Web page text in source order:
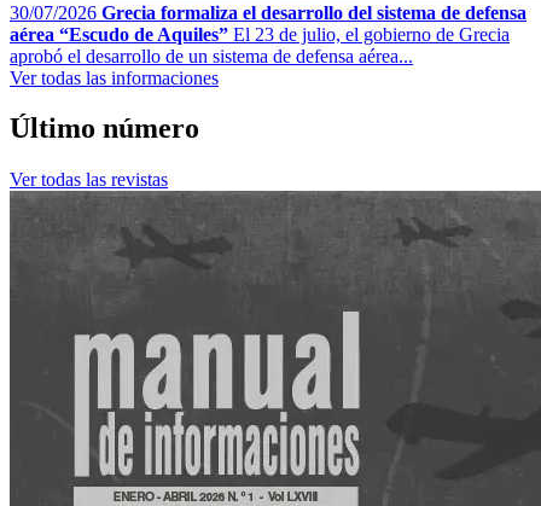
30/07/2026 Grecia formaliza el desarrollo del sistema de defensa
aérea “Escudo de Aquiles” El 23 de julio, el gobierno de Grecia
aprobó el desarrollo de un sistema de defensa aérea...
Ver todas las informaciones
Último número
Ver todas las revistas